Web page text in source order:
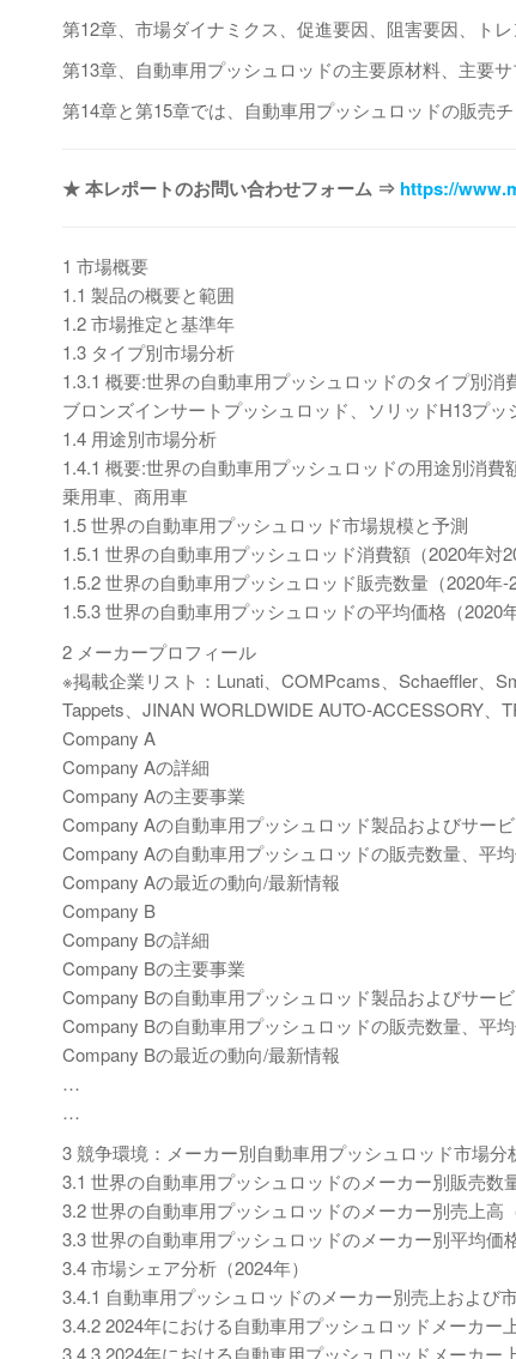
第12章、市場ダイナミクス、促進要因、阻害要因、ト
第13章、自動車用プッシュロッドの主要原材料、主要サ
第14章と第15章では、自動車用プッシュロッドの販売
★ 本レポートのお問い合わせフォーム ⇒ https://
1 市場概要
1.1 製品の概要と範囲
1.2 市場推定と基準年
1.3 タイプ別市場分析
1.3.1 概要:世界の自動車用プッシュロッドのタイプ別消
ブロンズインサートプッシュロッド、ソリッドH13プッ
1.4 用途別市場分析
1.4.1 概要:世界の自動車用プッシュロッドの用途別消費
乗用車、商用車
1.5 世界の自動車用プッシュロッド市場規模と予測
1.5.1 世界の自動車用プッシュロッド消費額（2020年対
1.5.2 世界の自動車用プッシュロッド販売数量（2020年-
1.5.3 世界の自動車用プッシュロッドの平均価格（2020
2 メーカープロフィール
※掲載企業リスト：Lunati、COMPcams、Schaeffler、
Tappets、JINAN WORLDWIDE AUTO-ACCESSORY、
Company A
Company Aの詳細
Company Aの主要事業
Company Aの自動車用プッシュロッド製品およびサー
Company Aの自動車用プッシュロッドの販売数量、平
Company Aの最近の動向/最新情報
Company B
Company Bの詳細
Company Bの主要事業
Company Bの自動車用プッシュロッド製品およびサー
Company Bの自動車用プッシュロッドの販売数量、平
Company Bの最近の動向/最新情報
…
…
3 競争環境：メーカー別自動車用プッシュロッド市場分
3.1 世界の自動車用プッシュロッドのメーカー別販売数
3.2 世界の自動車用プッシュロッドのメーカー別売上高
3.3 世界の自動車用プッシュロッドのメーカー別平均価
3.4 市場シェア分析（2024年）
3.4.1 自動車用プッシュロッドのメーカー別売上および
3.4.2 2024年における自動車用プッシュロッドメーカー
3.4.3 2024年における自動車用プッシュロッドメーカー